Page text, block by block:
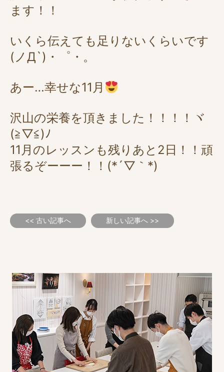
ます！！
いくら伝えても足りないくらいです
(ノД`)・゜・。
あー…幸せな11月
沢山の栄養を頂きました！！！！ヾ
(≧▽≦)ﾉ
11月のレッスンも残りあと2日！！頑
張るぞーーー！！(*´▽｀*)
<< 古い記事へ 新しい記事へ >>